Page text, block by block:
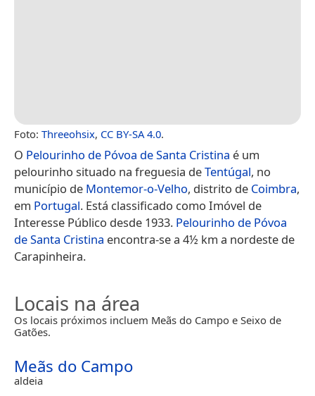
Foto: Threeohsix, CC BY-SA 4.0.
O Pelourinho de Póvoa de Santa Cristina é um
pelourinho situado na freguesia deTentúgal, no
município de Montemor-o-Velho, distrito de Coimbra,
em Portugal. Está classificado como Imóvel de
Interesse Público desde 1933. Pelourinho de Póvoa
de Santa Cristina encontra-se a 4½ km a nordeste de
Carapinheira.
Locais na área
Os locais próximos incluem Meãs do Campo e Seixo de
Gatões.
Meãs do Campo
aldeia